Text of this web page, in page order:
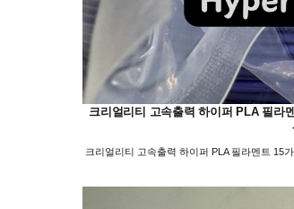
크리얼리티 고속출력 하이퍼 PLA 필라
크리얼리티 고속출력 하이퍼 PLA 필라멘트 15